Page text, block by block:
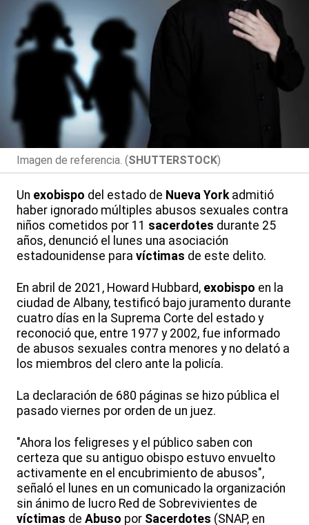
Imagen de referencia. (SHUTTERSTOCK)
Un exobispo del estado de Nueva Yorkadmitió
haber ignorado múltiples abusos sexuales contra
niños cometidos por 11 sacerdotes durante 25
años, denunció el lunes una asociación
estadounidense para víctimas de este delito.
En abril de 2021, Howard Hubbard, exobispo en la
ciudad de Albany, testificó bajo juramento durante
cuatro días en la Suprema Corte del estado y
reconoció que, entre 1977 y 2002, fue informado
de abusos sexuales contra menores y no delató a
los miembros del clero ante la policía.
La declaración de 680 páginas se hizo pública el
pasado viernes por orden de un juez.
"Ahora los feligreses y el público saben con
certeza que su antiguo obispo estuvo envuelto
activamente en el encubrimiento de abusos",
señaló el lunes en un comunicado la organización
sin ánimo de lucro Red de Sobrevivientes de
víctimas de Abuso por Sacerdotes (SNAP, en